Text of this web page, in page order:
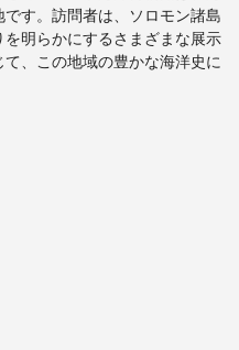
す。訪問者は、ソロモン諸島
明らかにするさまざまな展示
、この地域の豊かな海洋史に